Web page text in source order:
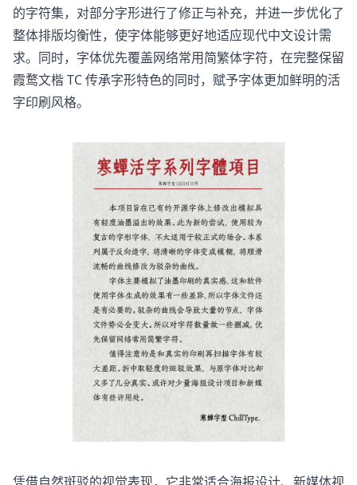
的字符集，对部分字形进行了修正与补充，并进一步优化了
整体排版均衡性，使字体能够更好地适应现代中文设计需
求。同时，字体优先覆盖网络常用简繁体字符，在完整保留
霞鹜文楷 TC 传承字形特色的同时，赋予字体更加鲜明的活
字印刷风格。